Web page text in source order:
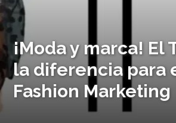
¡Moda y marca! El
la diferencia para
Fashion Marketing